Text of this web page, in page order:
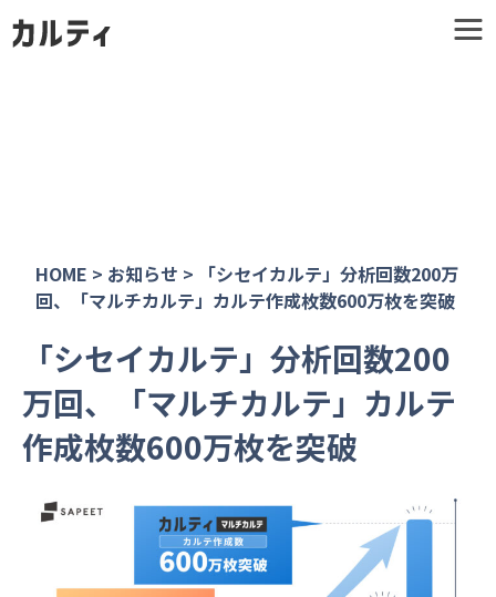
HOME > お知らせ >
「シセイカルテ」分析回数200万
回、「マルチカルテ」カルテ作成枚数600万枚を突破
「シセイカルテ」分析回数200
万回、「マルチカルテ」カルテ
作成枚数600万枚を突破